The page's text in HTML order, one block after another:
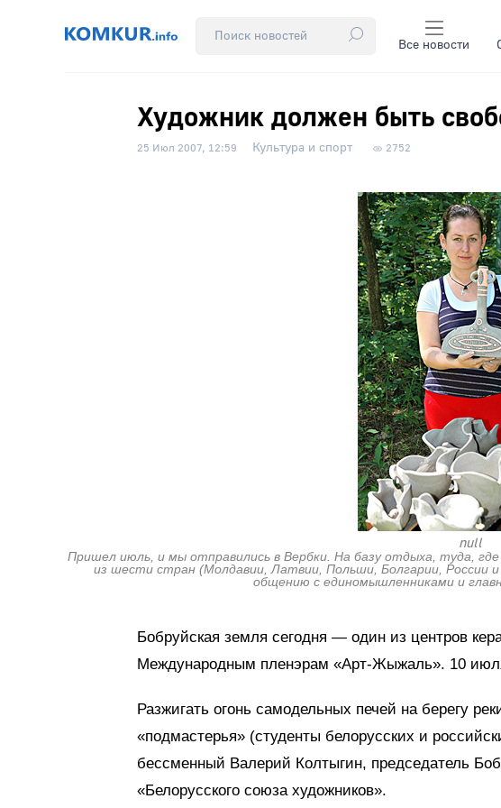
Все новости
Художник должен быть
25 Июл 2007, 12:59 Культура и спорт 2752
null
Пришел июль, и мы отправились в Вербки. На базу отдыха, туда,
из шести стран (Молдавии, Латвии, Польши, Болгарии, России
общению с единомышленниками и
Бобруйская земля сегодня — один из центров
Международным пленэрам «Арт-Жыжаль». 10
Разжигать огонь самодельных печей на берегу
«подмастерья» (студенты белорусских и
бессменный Валерий Колтыгин, председатель
«Белорусского союза художников».